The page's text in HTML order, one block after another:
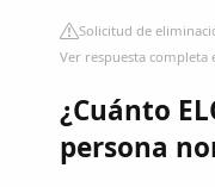
Solicitud de
Ver respuesta completa
¿Cuánto
persona